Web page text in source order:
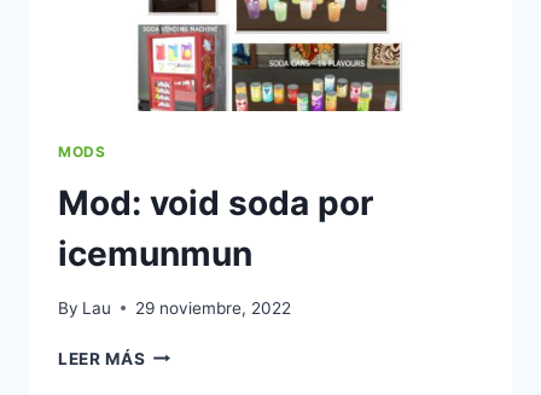
MODS
Mod: void soda por
icemunmun
By Lau 29 noviembre, 2022
LEER MÁS MOD: